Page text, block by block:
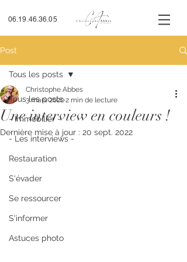
06.19.46.36.05
Post
Tous les posts
- Immobilier -
- Les interviews -
Restauration
S'évader
Se ressourcer
S'informer
Astuces photo
Tous les posts
Une interview en couleurs !
Christophe Abbes
3 mars 20202 min de lecture
Dernière mise à jour : 20 sept. 2022